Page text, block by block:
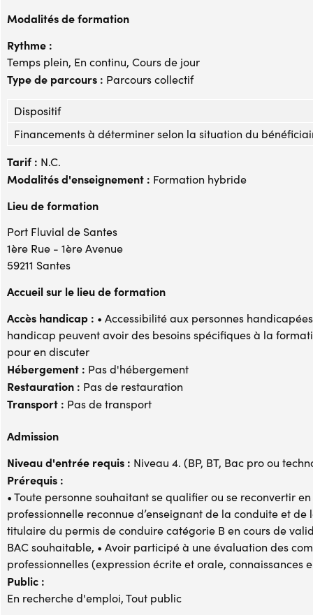
Modalités de formation
Rythme :
Temps plein, En continu, Cours de jour
Type de parcours : Parcours collectif
Dispositif
Financements à déterminer selon la situation du
Tarif : N.C.
Modalités d'enseignement : Formation hybride
Lieu de formation
Port Fluvial de Santes
1ère Rue - 1ère Avenue
59211 Santes
Accueil sur le lieu de formation
Accès handicap : • Accessibilité aux personnes
handicap peuvent avoir des besoins spécifiques à la
pour en discuter
Hébergement : Pas d'hébergement
Restauration : Pas de restauration
Transport : Pas de transport
Admission
Niveau d'entrée requis : Niveau 4. (BP, BT, Bac pro ou
Prérequis :
• Toute personne souhaitant se qualifier ou se reconvertir
professionnelle reconnue d’enseignant de la conduite et de
titulaire du permis de conduire catégorie B en cours de
BAC souhaitable, • Avoir participé à une évaluation des
professionnelles (expression écrite et orale,
Public :
En recherche d'emploi, Tout public